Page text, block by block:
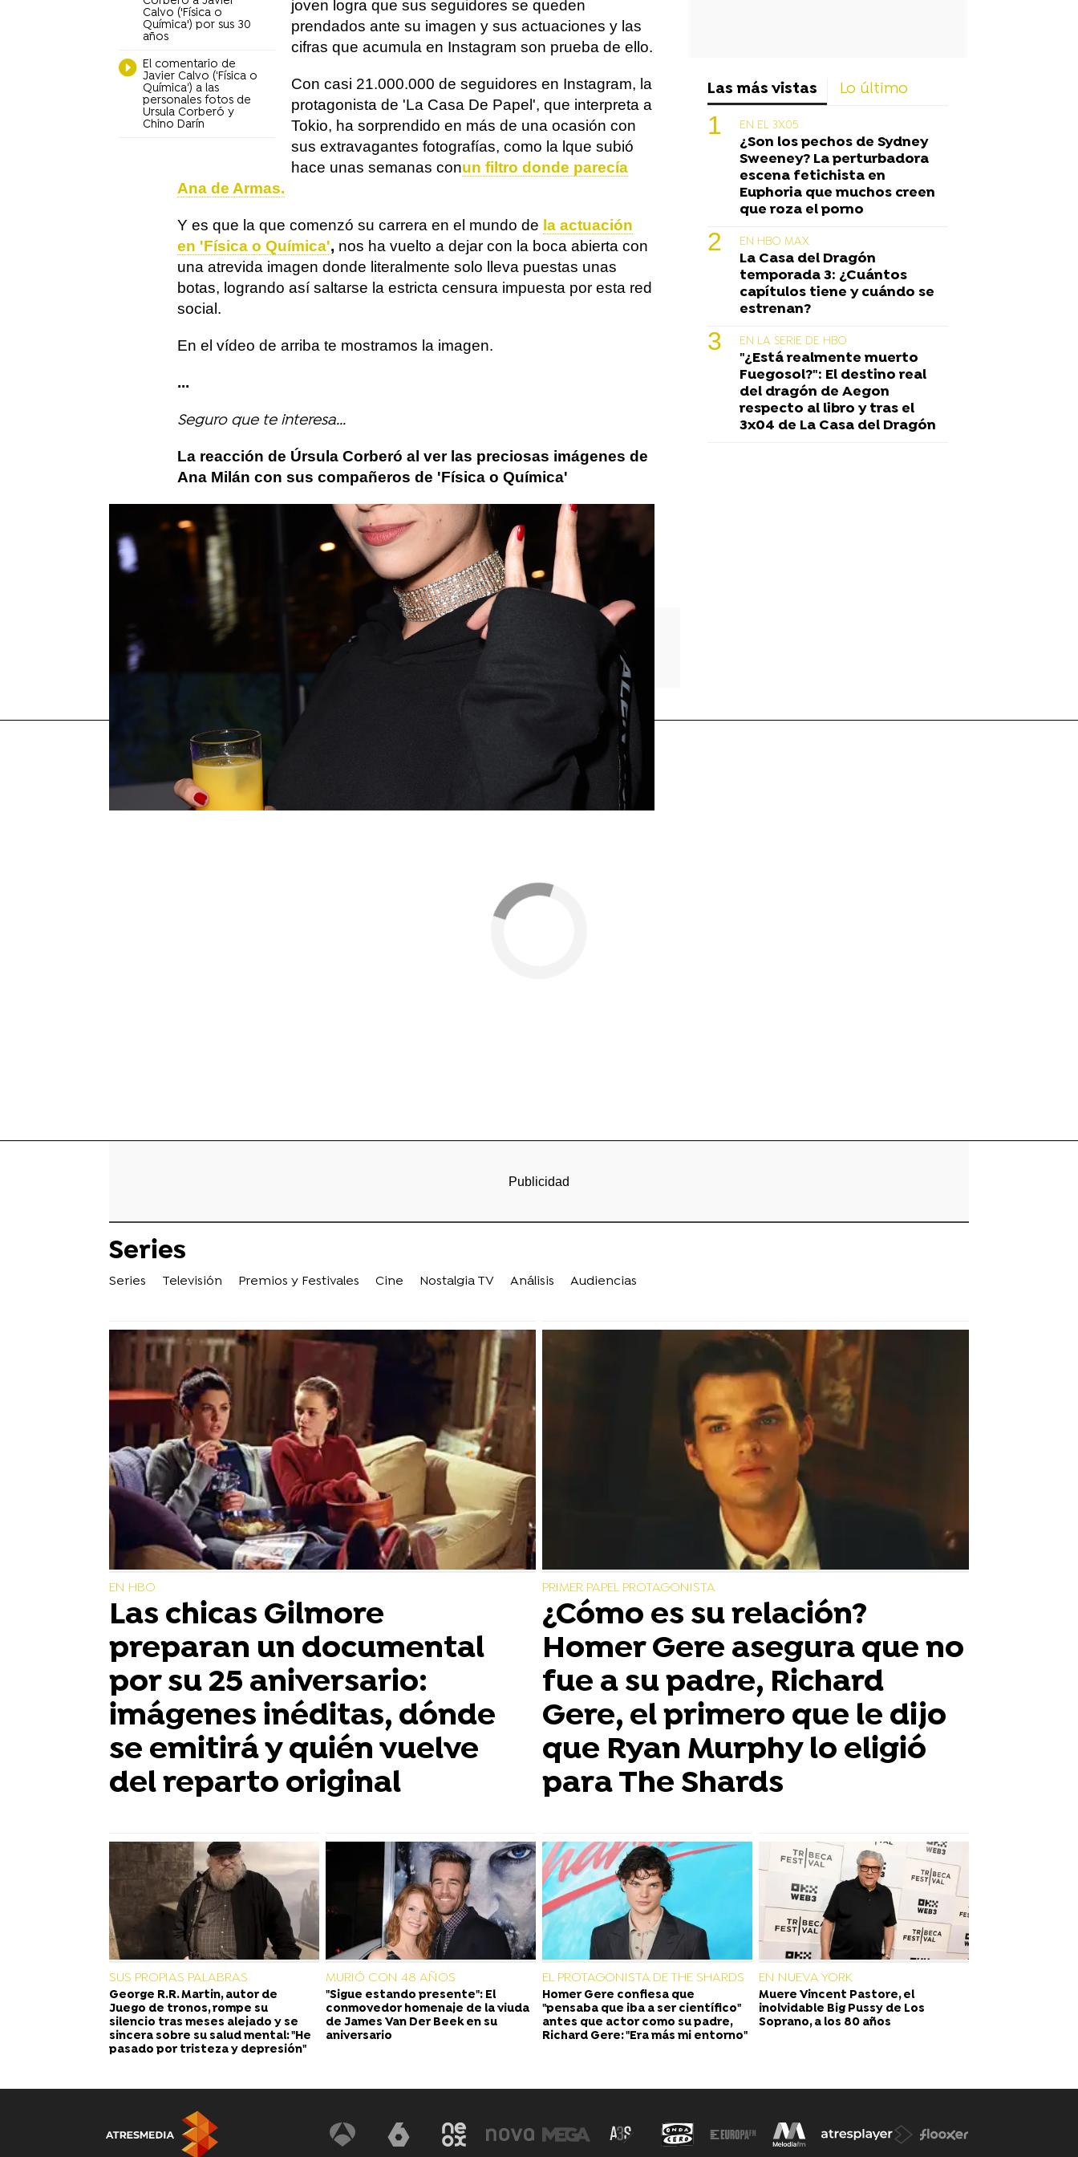
Calvo ('Física o
Química') por sus 30
años
El comentario de
Javier Calvo (‘Física o
Química’) a las
personales fotos de
Ursula Corberó y
Chino Darín
joven logra que sus seguidores se queden
prendados ante su imagen y sus actuaciones y las
cifras que acumula en Instagram son prueba de ello.
Con casi 21.000.000 de seguidores en Instagram, la
protagonista de 'La Casa De Papel', que interpreta a
Tokio, ha sorprendido en más de una ocasión con
sus extravagantes fotografías, como la lque subió
hace unas semanas conun filtro donde parecía
Ana de Armas.
Y es que la que comenzó su carrera en el mundo de la actuación
en 'Física o Química', nos ha vuelto a dejar con la boca abierta con
una atrevida imagen donde literalmente solo lleva puestas unas
botas, logrando así saltarse la estricta censura impuesta por esta red
social.
En el vídeo de arriba te mostramos la imagen.
...
Seguro que te interesa...
La reacción de Úrsula Corberó al ver las preciosas imágenes de
Ana Milán con sus compañeros de 'Física o Química'
Más sobre este tema:
La casa de papel Úrsula Corberó
Las más vistas Lo último
EN EL 3X05
¿Son los pechos de Sydney
Sweeney? La perturbadora
escena fetichista en
Euphoria que muchos creen
que roza el porno
EN HBO MAX
La Casa del Dragón
temporada 3: ¿Cuántos
capítulos tiene y cuándo se
estrenan?
EN LA SERIE DE HBO
"¿Está realmente muerto
Fuegosol?": El destino real
del dragón de Aegon
respecto al libro y tras el
3x04 de La Casa del Dragón
Series
Series Televisión Premios y Festivales Cine Nostalgia TV Análisis Audiencias
EN HBO
Las chicas Gilmore
preparan un documental
por su 25 aniversario:
imágenes inéditas, dónde
se emitirá y quién vuelve
del reparto original
PRIMER PAPEL PROTAGONISTA
¿Cómo es su relación?
Homer Gere asegura que no
fue a su padre, Richard
Gere, el primero que le dijo
que Ryan Murphy lo eligió
para The Shards
SUS PROPIAS PALABRAS
George R.R. Martin, autor de
Juego de tronos, rompe su
silencio tras meses alejado y se
sincera sobre su salud mental: "He
pasado por tristeza y depresión"
MURIÓ CON 48 AÑOS
"Sigue estando presente": El
conmovedor homenaje de la viuda
de James Van Der Beek en su
aniversario
EL PROTAGONISTA DE THE SHARDS
Homer Gere confiesa que
"pensaba que iba a ser científico"
antes que actor como su padre,
Richard Gere: "Era más mi entorno"
EN NUEVA YORK
Muere Vincent Pastore, el
inolvidable Big Pussy de Los
Soprano, a los 80 años